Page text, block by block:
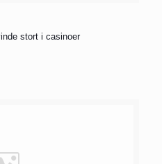
stort i casinoer